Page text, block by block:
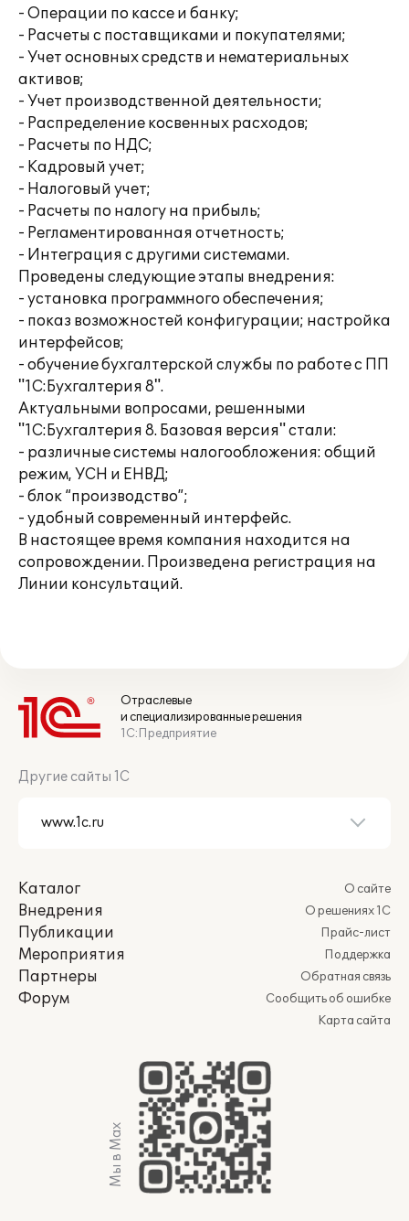
- Операции по кассе и банку;
- Расчеты с поставщиками и покупателями;
- Учет основных средств и нематериальных
активов;
- Учет производственной деятельности;
- Распределение косвенных расходов;
- Расчеты по НДС;
- Кадровый учет;
- Налоговый учет;
- Расчеты по налогу на прибыль;
- Регламентированная отчетность;
- Интеграция с другими системами.
Проведены следующие этапы внедрения:
- установка программного обеспечения;
- показ возможностей конфигурации; настройка
интерфейсов;
- обучение бухгалтерской службы по работе с ПП
"1С:Бухгалтерия 8".
Актуальными вопросами, решенными
"1С:Бухгалтерия 8. Базовая версия" стали:
- различные системы налогообложения: общий
режим, УСН и ЕНВД;
- блок “производство”;
- удобный современный интерфейс.
В настоящее время компания находится на
сопровождении. Произведена регистрация на
Линии консультаций.
Отраслевые
и специализированные решения
1С:Предприятие
Другие сайты 1С
Каталог
Внедрения
Публикации
Мероприятия
Партнеры
Форум
О сайте
О решениях 1С
Прайс-лист
Поддержка
Обратная связь
Сообщить об ошибке
Карта сайта
Мы в Max